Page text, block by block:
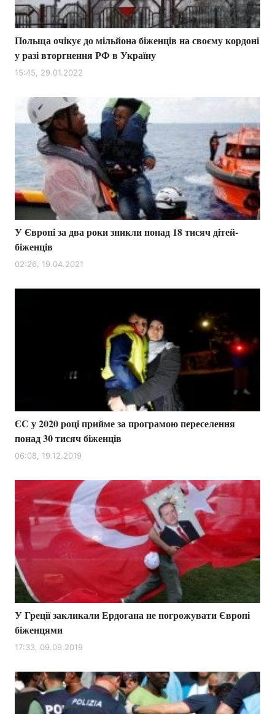
Польща очікує до мільйона біженців на своєму кордоні
у разі вторгнення РФ в Україну
15:45, 29.01.2022
У Європі за два роки зникли понад 18 тисяч дітей-
біженців
02:26, 19.04.2021
ЄС у 2020 році прийме за програмою переселення
понад 30 тисяч біженців
06:08, 19.12.2019
У Греції закликали Ердогана не погрожувати Європі
біженцями
17:33, 09.09.2019